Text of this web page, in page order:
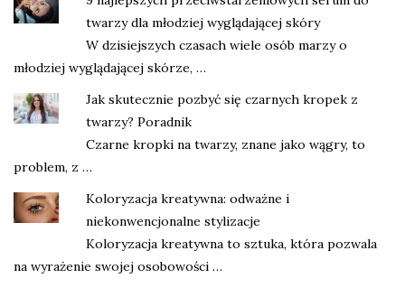
twarzy dla młodziej wyglądającej skóry
W dzisiejszych czasach wiele osób marzy o
młodziej wyglądającej skórze, …
Jak skutecznie pozbyć się czarnych kropek z
twarzy? Poradnik
Czarne kropki na twarzy, znane jako wągry, to
problem, z …
Koloryzacja kreatywna: odważne i
niekonwencjonalne stylizacje
Koloryzacja kreatywna to sztuka, która pozwala
na wyrażenie swojej osobowości …